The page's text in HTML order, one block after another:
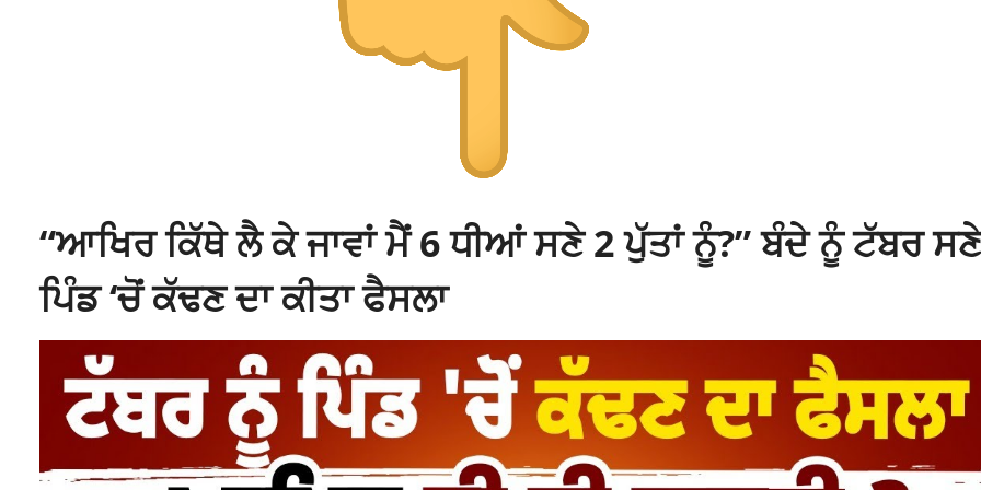
“ਆਖਿਰ ਕਿੱਥੇ ਲੈ ਕੇ ਜਾਵਾਂ ਮੈਂ 6 ਧੀਆਂ ਸਣੇ 2 ਪੁੱਤਾਂ ਨੂੰ?” ਬੰਦੇ ਨੂੰ ਟੱਬਰ ਸਣੇ
ਪਿੰਡ ‘ਚੋਂ ਕੱਢਣ ਦਾ ਕੀਤਾ ਫੈਸਲਾ